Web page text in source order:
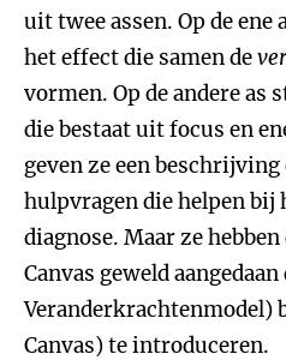
uit twee assen. Op de ene
het effect die samen de
vormen. Op de andere as
die bestaat uit focus en
geven ze een beschrijving
hulpvragen die helpen bij
diagnose. Maar ze
Canvas geweld
Veranderkrachtenmodel)
Canvas) te introduceren.